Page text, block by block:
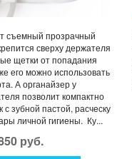
съемный прозрачный
сверху держателя
щетки от попадания
его можно использовать
А органайзер у
позволит компактно
с зубной пастой, расческу
личной гигиены. Ку...
руб.